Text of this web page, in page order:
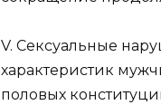
V. Сексуальные
характеристик
половых